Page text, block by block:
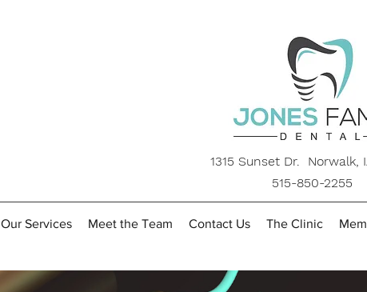
1315 Sunset Dr. Norwalk,
515-850-2255
Our Services Meet the Team Contact Us The Clinic